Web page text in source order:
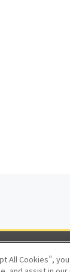
All Cookies”,